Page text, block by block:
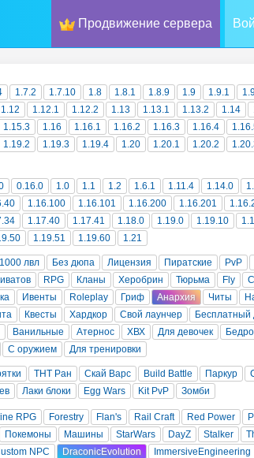
Продвижение сервера
1.7.2 1.7.10 1.8 1.8.1 1.8.9 1.9 1.9.1
1.12 1.12.1 1.12.2 1.13 1.13.1 1.13.2 1.14
1.15.3 1.16 1.16.1 1.16.2 1.16.3 1.16.4
1.19.2 1.19.3 1.19.4 1.20 1.20.1 1.20.2
0.16.0 1.0 1.1 1.2 1.6.1 1.11.4 1.14.0
1.16.100 1.16.101 1.16.200 1.16.201
1.17.40 1.17.41 1.18.0 1.19.0 1.19.10
1.19.51 1.19.60 1.21
1000 лвл Без дюпа Лицензия Пиратские PvP
RPG Кланы Херобрин Тюрьма Fly
Ивенты Roleplay Гриф Анархия Читы
Квесты Хардкор Свой лаунчер Бесплатный
Ванильные Атернос ХВХ Для девочек
С оружием Для тренировки
ТНТ Ран Скай Варс Build Battle Паркур
Лаки блоки Egg Wars Kit PvP Зомби
RPG Forestry Flan's Rail Craft Red Power
Покемоны Машины StarWars DayZ Stalker
NPC DraconicEvolution ImmersiveEngineering